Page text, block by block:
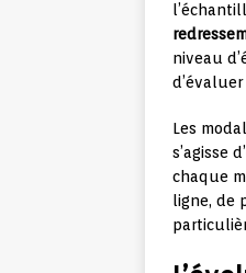
niveau
Les
s’agisse
chaque
ligne, de